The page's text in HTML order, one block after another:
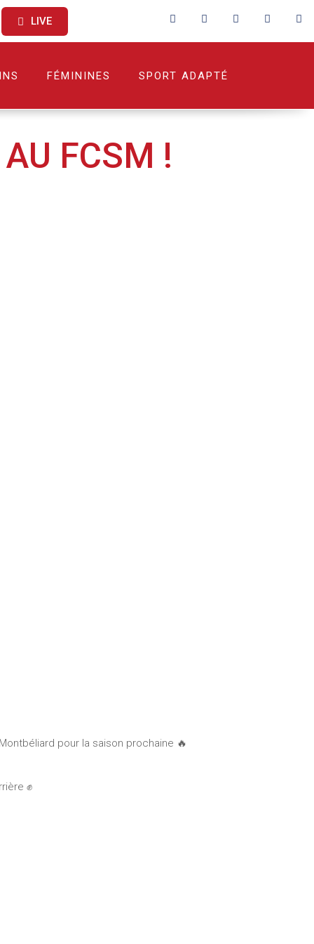
LIVE
FÉMININES SPORT ADAPTÉ
FCSM !
pour la saison prochaine 🔥
✊